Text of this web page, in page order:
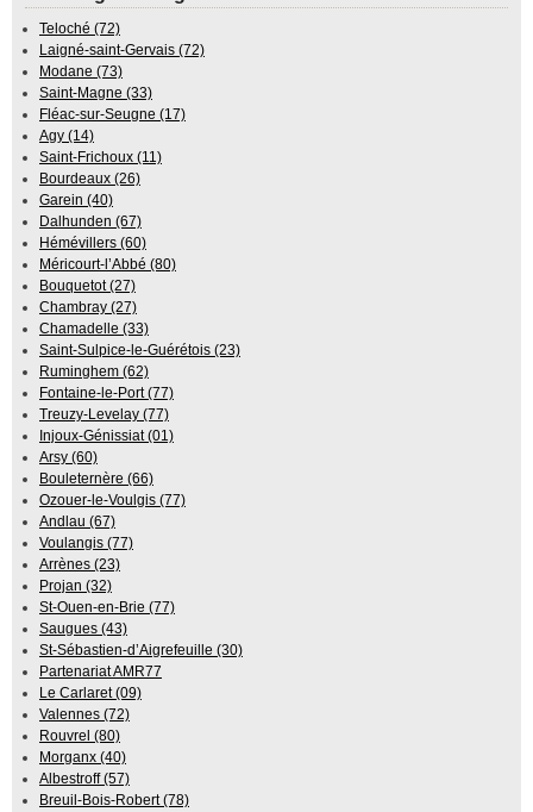
Teloché (72)
Laigné-saint-Gervais (72)
Modane (73)
Saint-Magne (33)
Fléac-sur-Seugne (17)
Agy (14)
Saint-Frichoux (11)
Bourdeaux (26)
Garein (40)
Dalhunden (67)
Hémévillers (60)
Méricourt-l’Abbé (80)
Bouquetot (27)
Chambray (27)
Chamadelle (33)
Saint-Sulpice-le-Guérétois (23)
Ruminghem (62)
Fontaine-le-Port (77)
Treuzy-Levelay (77)
Injoux-Génissiat (01)
Arsy (60)
Bouleternère (66)
Ozouer-le-Voulgis (77)
Andlau (67)
Voulangis (77)
Arrènes (23)
Projan (32)
St-Ouen-en-Brie (77)
Saugues (43)
St-Sébastien-d’Aigrefeuille (30)
Partenariat AMR77
Le Carlaret (09)
Valennes (72)
Rouvrel (80)
Morganx (40)
Albestroff (57)
Breuil-Bois-Robert (78)